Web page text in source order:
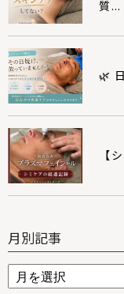
質...
🌿
【
月別記事